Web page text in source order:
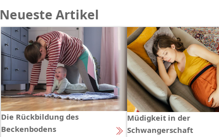
Neueste Artikel
Die Rückbildung des
Beckenbodens
Müdigkeit in der
Schwangerschaft